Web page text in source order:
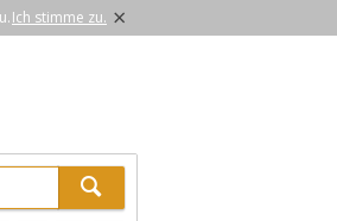
Ich stimme zu. ×